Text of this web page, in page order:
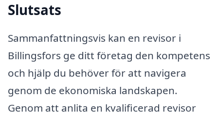
Slutsats
Sammanfattningsvis kan en revisor i
Billingsfors ge ditt företag den kompetens
och hjälp du behöver för att navigera
genom de ekonomiska landskapen.
Genom att anlita en kvalificerad revisor